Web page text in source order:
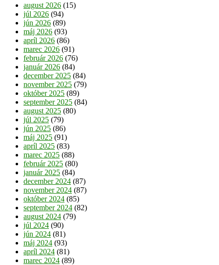
august 2026 (15)
júl 2026 (94)
jún 2026 (89)
máj 2026 (93)
apríl 2026 (86)
marec 2026 (91)
február 2026 (76)
január 2026 (84)
december 2025 (84)
november 2025 (79)
október 2025 (89)
september 2025 (84)
august 2025 (80)
júl 2025 (79)
jún 2025 (86)
máj 2025 (91)
apríl 2025 (83)
marec 2025 (88)
február 2025 (80)
január 2025 (84)
december 2024 (87)
november 2024 (87)
október 2024 (85)
september 2024 (82)
august 2024 (79)
júl 2024 (90)
jún 2024 (81)
máj 2024 (93)
apríl 2024 (81)
marec 2024 (89)